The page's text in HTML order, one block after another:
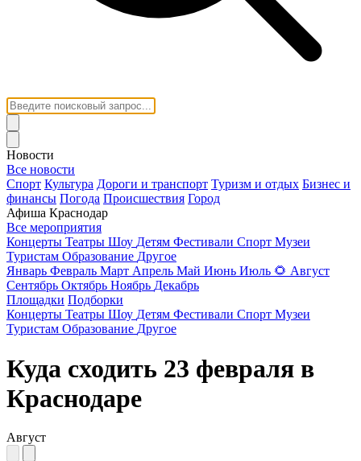
Новости
Все новости
Спорт Культура Дороги и транспорт Туризм и отдых Бизнес и
финансы Погода Происшествия Город
Афиша Краснодар
Все мероприятия
Концерты Театры Шоу Детям Фестивали Спорт Музеи
Туристам Образование Другое
Январь Февраль Март Апрель Май Июнь Июль 🌻 Август
Сентябрь Октябрь Ноябрь Декабрь
Площадки Подборки
Концерты Театры Шоу Детям Фестивали Спорт Музеи
Туристам Образование Другое
Куда сходить 23 февраля в
Краснодаре
Август